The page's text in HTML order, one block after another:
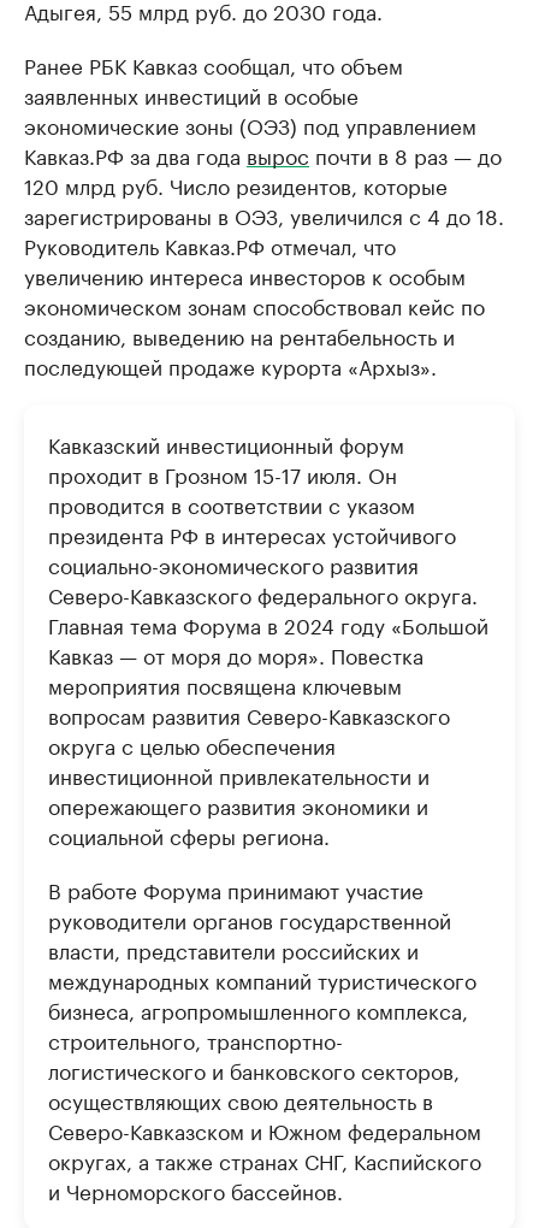
Адыгея, 55 млрд руб. до 2030 года.
Ранее РБК Кавказ сообщал, что объем
заявленных инвестиций в особые
экономические зоны (ОЭЗ) под управлением
Кавказ.РФ за два года вырос почти в 8 раз — до
120 млрд руб. Число резидентов, которые
зарегистрированы в ОЭЗ, увеличился с 4 до 18.
Руководитель Кавказ.РФ отмечал, что
увеличению интереса инвесторов к особым
экономическом зонам способствовал кейс по
созданию, выведению на рентабельность и
последующей продаже курорта «Архыз».
Кавказский инвестиционный форум
проходит в Грозном 15-17 июля. Он
проводится в соответствии с указом
президента РФ в интересах устойчивого
социально-экономического развития
Северо-Кавказского федерального округа.
Главная тема Форума в 2024 году «Большой
Кавказ — от моря до моря». Повестка
мероприятия посвящена ключевым
вопросам развития Северо-Кавказского
округа с целью обеспечения
инвестиционной привлекательности и
опережающего развития экономики и
социальной сферы региона.
В работе Форума принимают участие
руководители органов государственной
власти, представители российских и
международных компаний туристического
бизнеса, агропромышленного комплекса,
строительного, транспортно-
логистического и банковского секторов,
осуществляющих свою деятельность в
Северо-Кавказском и Южном федеральном
округах, а также странах СНГ, Каспийского
и Черноморского бассейнов.